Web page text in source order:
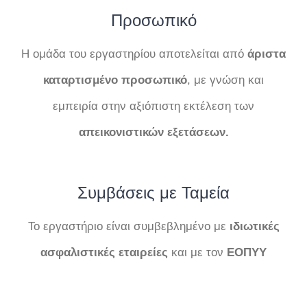
Προσωπικό
Η ομάδα του εργαστηρίου αποτελείται από άριστα
καταρτισμένο προσωπικό, με γνώση και
εμπειρία στην αξιόπιστη εκτέλεση των
απεικονιστικών εξετάσεων.
Συμβάσεις με Ταμεία
Το εργαστήριο είναι συμβεβλημένο με ιδιωτικές
ασφαλιστικές εταιρείες και με τον ΕΟΠΥΥ